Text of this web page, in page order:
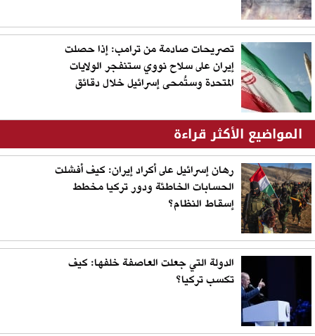
تصريحات صادمة من ترامب: إذا حصلت
إيران على سلاح نووي ستنفجر الولايات
المتحدة وستُمحى إسرائيل خلال دقائق
المواضيع الأكثر قراءة
رهان إسرائيل على أكراد إيران: كيف أفشلت
الحسابات الخاطئة ودور تركيا مخطط
إسقاط النظام؟
الدولة التي جعلت العاصفة خلفها: كيف
تكسب تركيا؟